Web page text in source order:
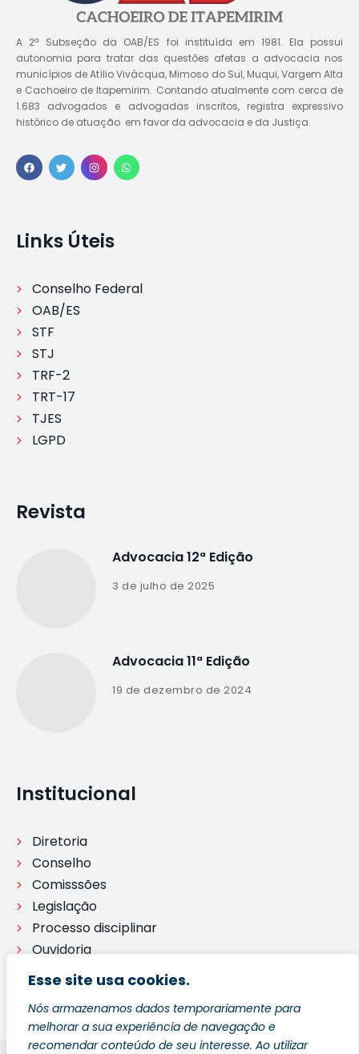
Esse site usa cookies.
Nós armazenamos dados temporariamente para
melhorar a sua experiência de navegação e
recomendar conteúdo de seu interesse. Ao utilizar
A 2ª Subseção da OAB/ES foi instituída em 1981. Ela possui
autonomia para tratar das questões afetas a advocacia nos
municípios de Atílio Vivácqua, Mimoso do Sul, Muqui, Vargem Alta
e Cachoeiro de Itapemirim. Contando atualmente com cerca de
1.683 advogados e advogadas inscritos, registra expressivo
histórico de atuação em favor da advocacia e da Justiça.
Links Úteis
Conselho Federal
OAB/ES
STF
STJ
TRF-2
TRT-17
TJES
LGPD
Revista
Advocacia 12ª Edição
3 de julho de 2025
Advocacia 11ª Edição
19 de dezembro de 2024
Institucional
Diretoria
Conselho
Comisssões
Legislação
Processo disciplinar
Ouvidoria